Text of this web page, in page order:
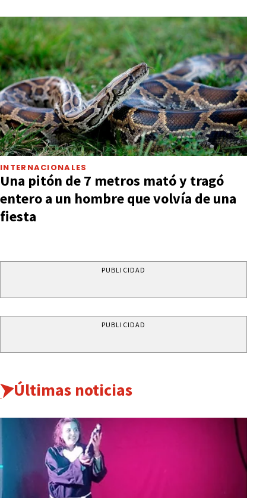
INTERNACIONALES
Una pitón de 7 metros mató y tragó
entero a un hombre que volvía de una
fiesta
PUBLICIDAD
PUBLICIDAD
Últimas noticias